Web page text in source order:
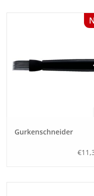
Gurkenschneider